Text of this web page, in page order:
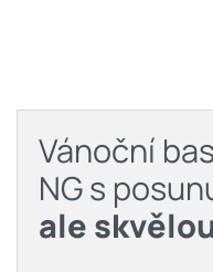
Vánoční
NG s
ale